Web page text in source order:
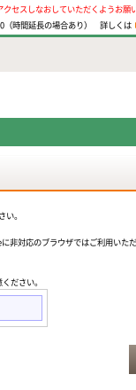
セスしなおしていただくようお願
時間延長の場合あり） 詳しくは
。
対応のブラウザではご利用いただ
ださい。